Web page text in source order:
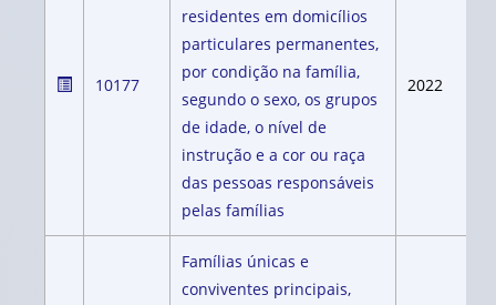
10177
residentes em domicílios
particulares permanentes,
por condição na família,
segundo o sexo, os grupos
de idade, o nível de
instrução e a cor ou raça
das pessoas responsáveis
pelas famílias
2022
Famílias únicas e
conviventes principais,